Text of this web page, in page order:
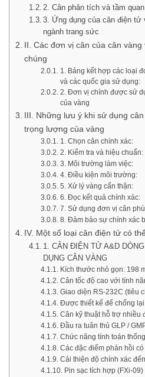
2. Cân phân tích và tầm
3. Ứng dụng của cân điện tử
ngành trang sức
II. Các đơn vị cân của cân
chúng
1. Bảng kết hợp các loại
và các quốc gia sử dụng:
2. Đơn vị chính được sử
của vàng
III. Những lưu ý khi sử dụng
trọng lượng của vàng
1. Chọn cân chính xác:
2. Kiểm tra và hiệu chuẩn:
3. Môi trường làm việc:
4. Điều kiện môi trường:
5. Xử lý vàng cẩn thận:
6. Đọc kết quả chính xác:
7. Sử dụng đơn vị cân
8. Đảm bảo sự chính xác
IV. Một số loại cân điện tử có
1. CÂN ĐIỆN TỬ A&D
DỤNG CÂN VÀNG
Kích thước nhỏ gọn: 198
Cân tốc độ cao với tính
Giao diện RS-232C (tiêu
Được thiết kế để chống
Cân kỹ thuật hỗ trợ nhiều
Đầu ra tuân thủ GLP /
Chức năng tính toán
Các đặc điểm phản hồi
Cải thiện độ chính xác
Pin sạc tích hợp (FXi-09)